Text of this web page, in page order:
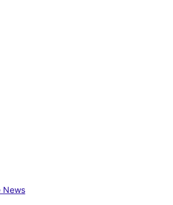
News